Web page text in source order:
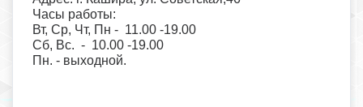
Часы работы:
Вт, Ср, Чт, Пн - 11.00 -19.00
Сб, Вс. - 10.00 -19.00
Пн. - выходной.